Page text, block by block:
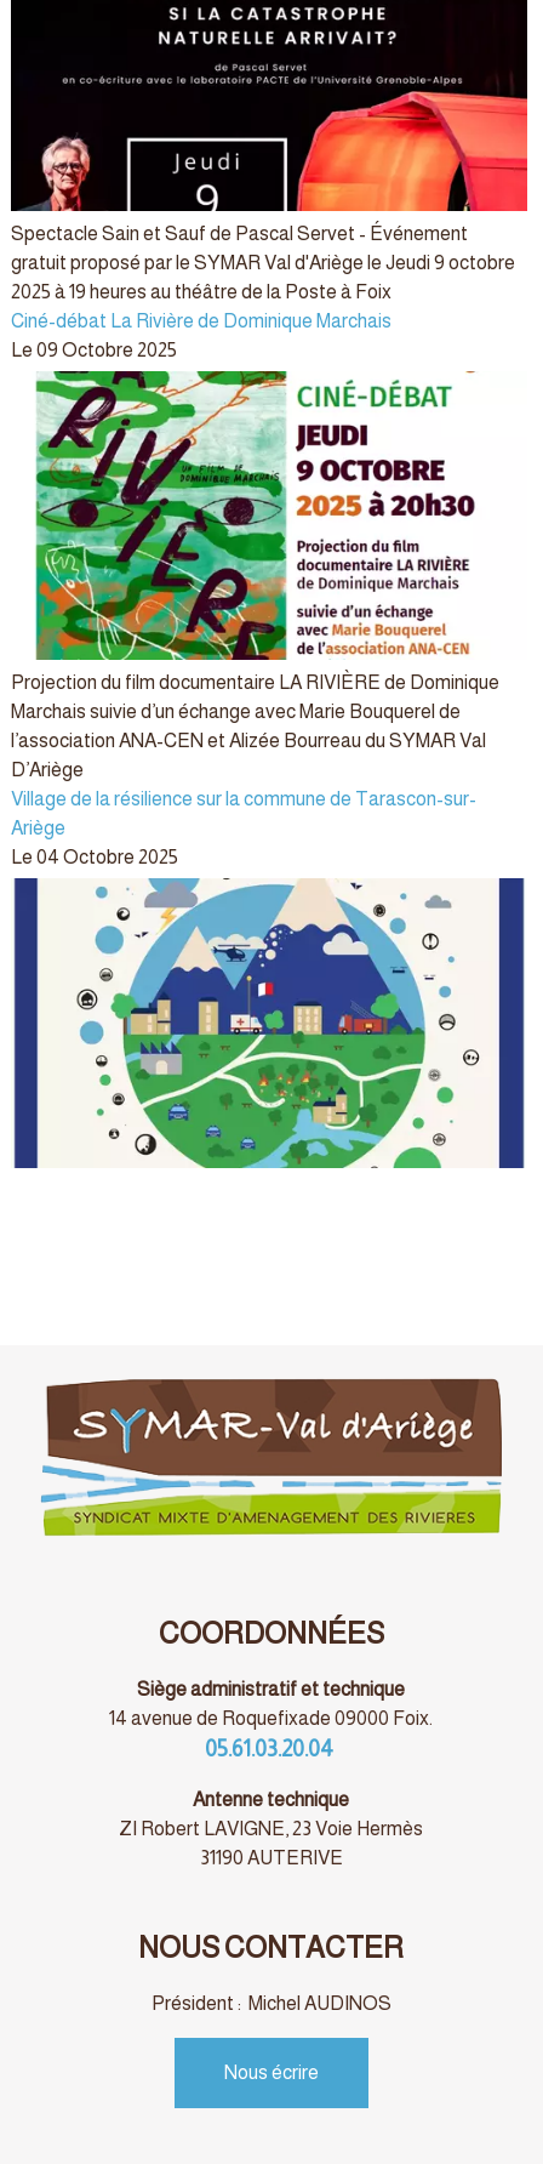
Spectacle Sain et Sauf de Pascal Servet - Événement
gratuit proposé par le SYMAR Val d'Ariège le Jeudi 9 octobre
2025 à 19 heures au théâtre de la Poste à Foix
Ciné-débat La Rivière de Dominique Marchais
Le 09 Octobre 2025
Projection du film documentaire LA RIVIÈRE de Dominique
Marchais suivie d’un échange avec Marie Bouquerel de
l’association ANA-CEN et Alizée Bourreau du SYMAR Val
D’Ariège
Village de la résilience sur la commune de Tarascon-sur-
Ariège
Le 04 Octobre 2025
COORDONNÉES
Siège administratif et technique
14 avenue de Roquefixade 09000 Foix.
05.61.03.20.04
Antenne technique
ZI Robert LAVIGNE, 23 Voie Hermès
31190 AUTERIVE
NOUS CONTACTER
Président : Michel AUDINOS
Nous écrire